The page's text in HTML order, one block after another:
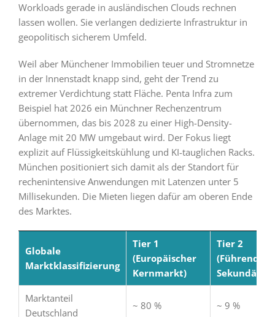
Workloads gerade in ausländischen Clouds rechnen
lassen wollen. Sie verlangen dedizierte Infrastruktur in
geopolitisch sicherem Umfeld.
Weil aber Münchener Immobilien teuer und Stromnetze
in der Innenstadt knapp sind, geht der Trend zu
extremer Verdichtung statt Fläche. Penta Infra zum
Beispiel hat 2026 ein Münchner Rechenzentrum
übernommen, das bis 2028 zu einer High-Density-
Anlage mit 20 MW umgebaut wird. Der Fokus liegt
explizit auf Flüssigkeitskühlung und KI-tauglichen Racks.
München positioniert sich damit als der Standort für
rechenintensive Anwendungen mit Latenzen unter 5
Millisekunden. Die Mieten liegen dafür am oberen Ende
des Marktes.
Globale
Marktklassifizierung
Tier 1
(Europäischer
Kernmarkt)
Tier 2
(Führender
Marktanteil
Deutschland
~ 80 % ~ 9 %